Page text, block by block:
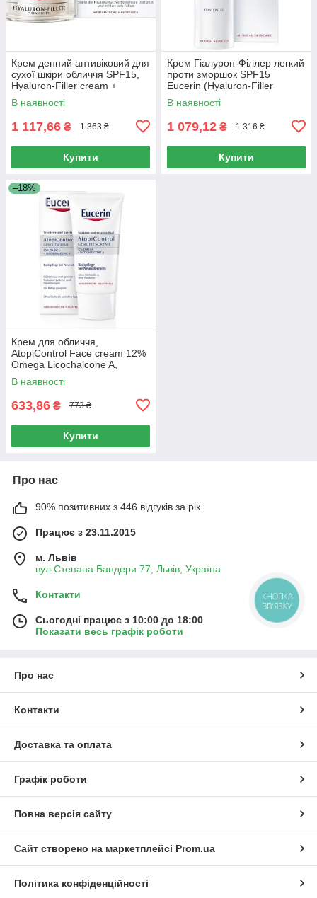
Крем денний антивіковий для
сухої шкіри обличчя SPF15,
Hyaluron-Filler cream +
Elastisity day anti-aging cream
for dry skin,
В наявності
1 117,66 ₴ 1 363 ₴
Купити
Крем Гіалурон-Філлер легкий
проти зморшок SPF15
Eucerin (Hyaluron-Filler
Сream Light Anti-Wrinkle) 50
мл
В наявності
1 079,12 ₴ 1 316 ₴
Купити
–18%
Крем для обличчя,
AtopiControl Face cream 12%
Omega Licochalcone A,
Сeramides, Eucerin, 50 мл
В наявності
633,86 ₴ 773 ₴
Купити
Про нас
90% позитивних з 446 відгуків за рік
Працює з 23.11.2015
м. Львів
вул.Степана Бандери 77, Львів, Україна
Контакти
Сьогодні працює з 10:00 до 18:00
Показати весь графік роботи
Про нас
Контакти
Доставка та оплата
Графік роботи
Повна версія сайту
Сайт створено на маркетплейсі Prom.ua
Політика конфіденційності
КНОПКА
ЗВ'ЯЗКУ